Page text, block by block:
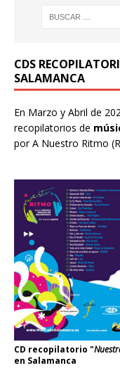
CDS
SALAMANCA
En Marzo y Abril de
recopilatorios de
porA Nuestro Ritmo
CD recopilatorio "
en Salamanca